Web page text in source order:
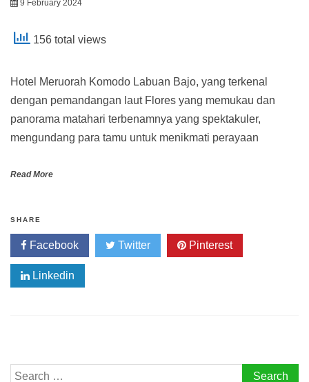
9 February 2024
156 total views
Hotel Meruorah Komodo Labuan Bajo, yang terkenal
dengan pemandangan laut Flores yang memukau dan
panorama matahari terbenamnya yang spektakuler,
mengundang para tamu untuk menikmati perayaan
Read More
SHARE
Facebook Twitter Pinterest
Linkedin
Search